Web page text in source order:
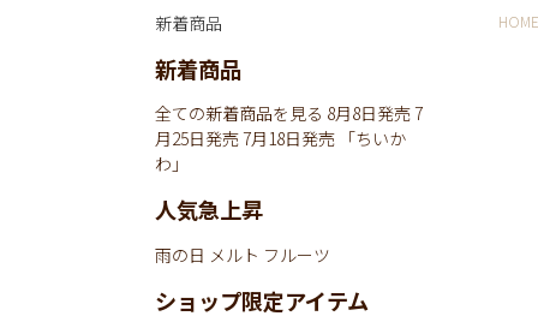
HOME
新着商品
新着商品
全ての新着商品を見る 8月8日発売7
月25日発売7月18日発売 「ちいか
わ」
人気急上昇
雨の日 メルト フルーツ
ショップ限定アイテム